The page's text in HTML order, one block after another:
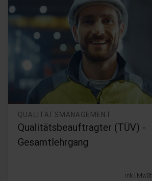
QUALITÄTSMANAGEMENT
Qualitätsbeauftragter (TÜV) -
Gesamtlehrgang
inkl. MwSt.